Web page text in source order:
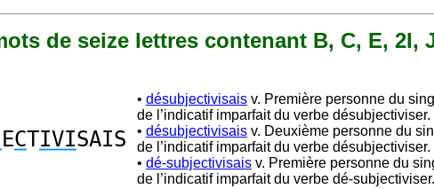
de seize lettres contenant B, C, E, 2I,
ECTIVISAIS
• désubjectivisais v. Première personne du
de l’indicatif imparfait du verbe désubjectiviser.
• désubjectivisais v. Deuxième personne du
de l’indicatif imparfait du verbe désubjectiviser.
• dé-subjectivisais v. Première personne du
de l’indicatif imparfait du verbe dé-subjectiviser.